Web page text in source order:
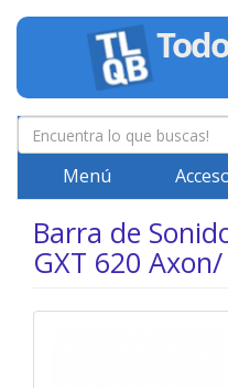
Menú
Barra de
GXT 620